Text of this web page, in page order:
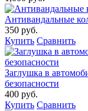
Антивандальные
350 руб.
Купить Сравнить
Заглушка в
безопасности
400 руб.
Купить Сравнить